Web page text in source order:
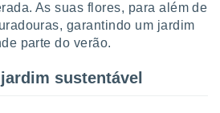
As suas flores, para além de
garantindo um jardim
parte do verão.
sustentável